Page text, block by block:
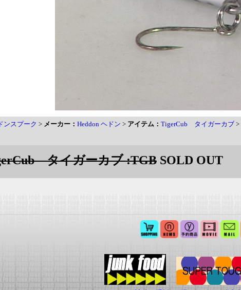
ンスプーク > メーカー： Heddon ヘドン > アイテム： TigerCub タイガーカブ >
タイガーカブ :TGB SOLD OUT